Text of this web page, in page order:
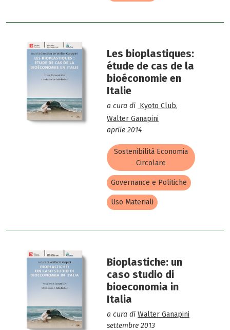
Les bioplastiques:
étude de cas de la
bioéconomie en
Italie
a cura di Kyoto Club,
Walter Ganapini
aprile 2014
Sostenibilità Economia
Circolare
Governance e Politiche
Uso Materiali
Bioplastiche: un
caso studio di
bioeconomia in
Italia
a cura di Walter Ganapini
settembre 2013